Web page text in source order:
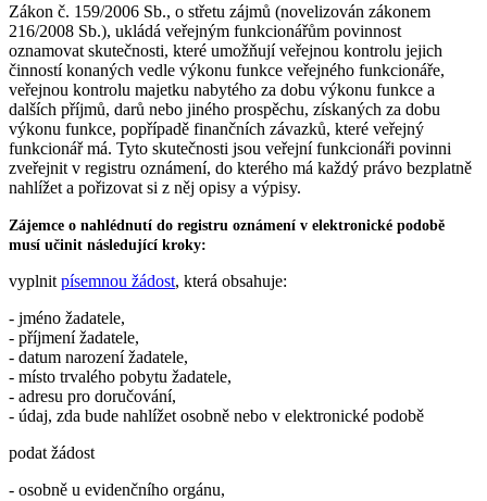
Zákon č. 159/2006 Sb., o střetu zájmů (novelizován zákonem
216/2008 Sb.), ukládá veřejným funkcionářům povinnost
oznamovat skutečnosti, které umožňují veřejnou kontrolu jejich
činností konaných vedle výkonu funkce veřejného funkcionáře,
veřejnou kontrolu majetku nabytého za dobu výkonu funkce a
dalších příjmů, darů nebo jiného prospěchu, získaných za dobu
výkonu funkce, popřípadě finančních závazků, které veřejný
funkcionář má. Tyto skutečnosti jsou veřejní funkcionáři povinni
zveřejnit v registru oznámení, do kterého má každý právo bezplatně
nahlížet a pořizovat si z něj opisy a výpisy.
Zájemce o nahlédnutí do registru oznámení v elektronické podobě
musí učinit následující kroky:
vyplnit písemnou žádost, která obsahuje:
- jméno žadatele,
- příjmení žadatele,
- datum narození žadatele,
- místo trvalého pobytu žadatele,
- adresu pro doručování,
- údaj, zda bude nahlížet osobně nebo v elektronické podobě
podat žádost
- osobně u evidenčního orgánu,